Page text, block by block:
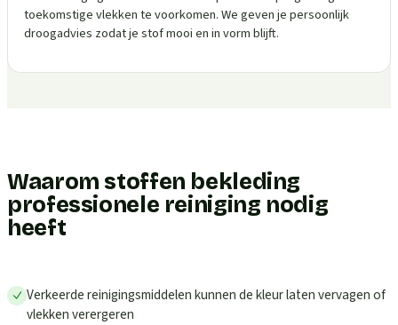
toekomstige vlekken te voorkomen. We geven je persoonlijk
droogadvies zodat je stof mooi en in vorm blijft.
Waarom stoffen bekleding
professionele reiniging nodig
heeft
Verkeerde reinigingsmiddelen kunnen de kleur laten vervagen of
vlekken verergeren